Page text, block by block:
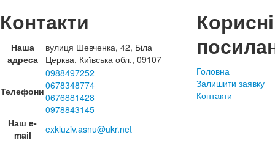
Контакти
Наша
адреса
вулиця Шевченка, 42, Біла
Церква, Київська обл., 09107
Телефони
0988497252
0678348774
0676881428
0978843145
Наш e-
mail
exkluziv.asnu@ukr.net
Корисні
Головна
Залишити заявку
Контакти